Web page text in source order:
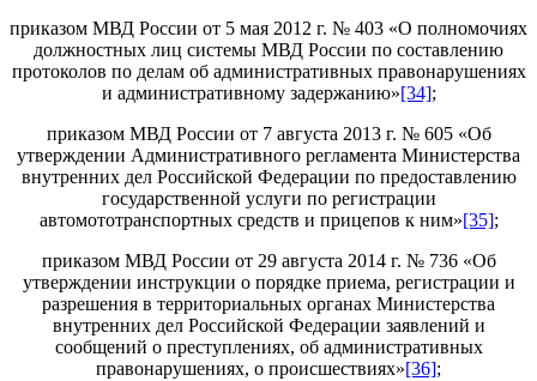
приказом МВД России от 5 мая 2012 г. № 403 «О полномочиях
должностных лиц системы МВД России по составлению
протоколов по делам об административных правонарушениях
и административному задержанию»[34];
приказом МВД России от 7 августа 2013 г. № 605 «Об
утверждении Административного регламента Министерства
внутренних дел Российской Федерации по предоставлению
государственной услуги по регистрации
автомототранспортных средств и прицепов к ним»[35];
приказом МВД России от 29 августа 2014 г. № 736 «Об
утверждении инструкции о порядке приема, регистрации и
разрешения в территориальных органах Министерства
внутренних дел Российской Федерации заявлений и
сообщений о преступлениях, об административных
правонарушениях, о происшествиях»[36];